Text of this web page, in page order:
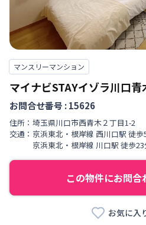
マンスリーマンション
マイナビSTAYイゾラ川口青
お問合せ番号 :15626
住所： 埼玉県川口市西青木２丁目1-2
交通： 京浜東北・根岸線 西川口駅 徒歩
京浜東北・根岸線 川口駅 徒歩23
この物件にお問合
お気に入